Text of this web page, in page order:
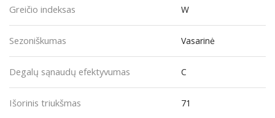
Greičio indeksas W
Sezoniškumas Vasarinė
Degalų sąnaudų efektyvumas C
Išorinis triukšmas 71